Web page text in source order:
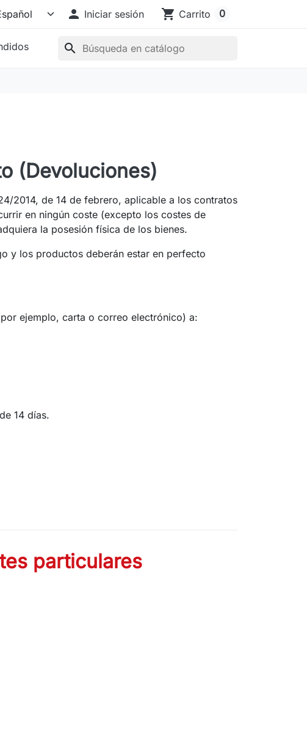
 Iniciar sesión shopping_cart Carrito 0
search
(Devoluciones)
2014, de 14 de febrero, aplicable a los contratos
en ningún coste (excepto los costes de
la posesión física de los bienes.
y los productos deberán estar en perfecto
ejemplo, carta o correo electrónico) a:
14 días.
particulares